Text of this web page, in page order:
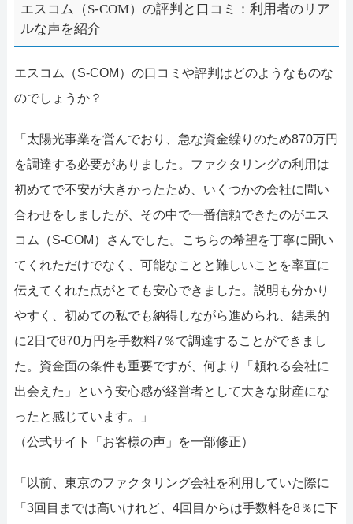
エスコム（S-COM）の評判と口コミ：利用者のリア
ルな声を紹介
エスコム（S-COM）の口コミや評判はどのようなものな
のでしょうか？
「太陽光事業を営んでおり、急な資金繰りのため870万円
を調達する必要がありました。ファクタリングの利用は
初めてで不安が大きかったため、いくつかの会社に問い
合わせをしましたが、その中で一番信頼できたのがエス
コム（S-COM）さんでした。こちらの希望を丁寧に聞い
てくれただけでなく、可能なことと難しいことを率直に
伝えてくれた点がとても安心できました。説明も分かり
やすく、初めての私でも納得しながら進められ、結果的
に2日で870万円を手数料7％で調達することができまし
た。資金面の条件も重要ですが、何より「頼れる会社に
出会えた」という安心感が経営者として大きな財産にな
ったと感じています。」
（公式サイト「お客様の声」を一部修正）
「以前、東京のファクタリング会社を利用していた際に
「3回目までは高いけれど、4回目からは手数料を8％に下